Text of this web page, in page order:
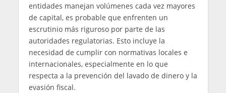
entidades manejan volúmenes cada vez mayores
de capital, es probable que enfrenten un
escrutinio más riguroso por parte de las
autoridades regulatorias. Esto incluye la
necesidad de cumplir con normativas locales e
internacionales, especialmente en lo que
respecta a la prevención del lavado de dinero y la
evasión fiscal.